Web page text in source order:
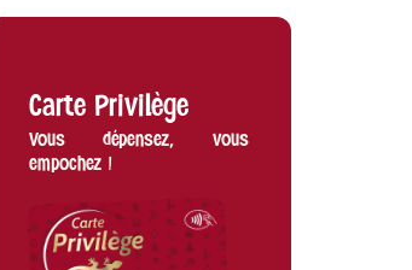
Carte Privilège
Vous dépensez, vous
empochez !